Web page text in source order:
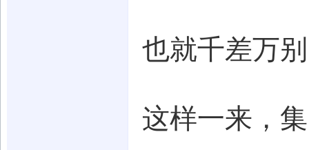
也就千差万
这样一来，